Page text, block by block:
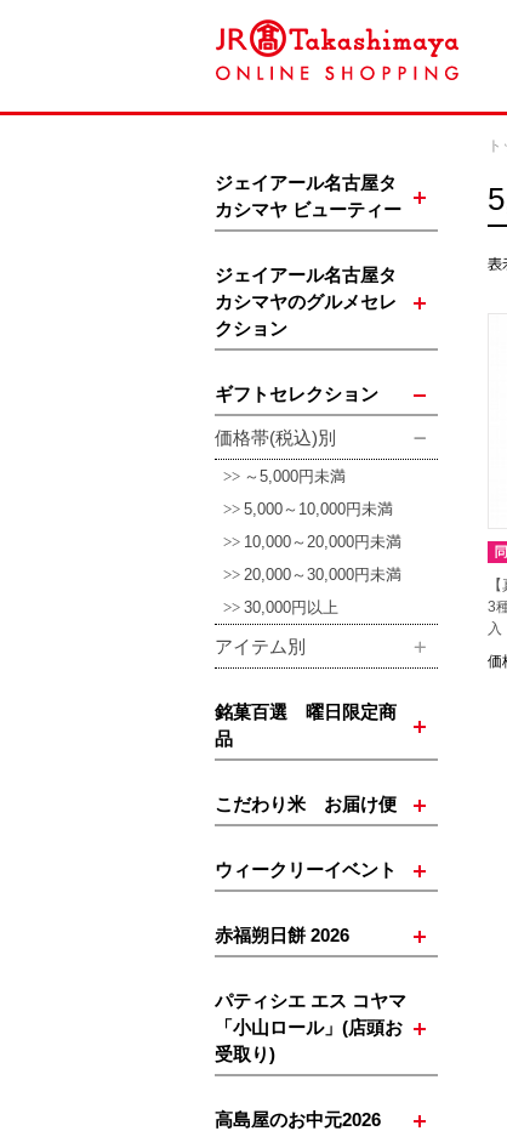
ジェイアール名古屋タ
カシマヤ ビューティー
ジェイアール名古屋タ
カシマヤのグルメセレ
クション
ギフトセレクション
価格帯(税込)別
～5,000円未満
5,000～10,000円未満
10,000～20,000円未満
20,000～30,000円未満
30,000円以上
アイテム別
銘菓百選 曜日限定商
品
こだわり米 お届け便
ウィークリーイベント
赤福朔日餅 2026
パティシエ エス コヤマ
「小山ロール」(店頭お
受取り)
高島屋のお中元2026
3
入
価